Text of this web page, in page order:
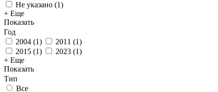
Не указано (1)
+ Еще
Показать
Год
2004 (1) 2011 (1)
2015 (1) 2023 (1)
+ Еще
Показать
Тип
Все